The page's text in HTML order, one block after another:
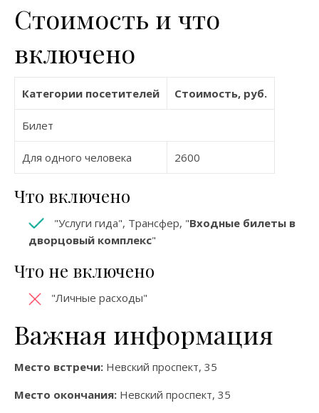
Стоимость и что
включено
Категории посетителей Стоимость, руб.
Билет
Для одного человека 2600
Что включено
"Услуги гида", Трансфер, "Входные билеты в
дворцовый комплекс"
Что не включено
"Личные расходы"
Важная информация
Место встречи: Невский проспект, 35
Место окончания: Невский проспект, 35